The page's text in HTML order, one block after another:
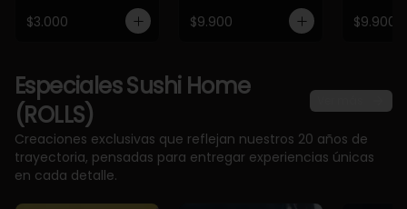
$3.000 $9.900 $9.900
Especiales Sushi Home
(ROLLS)
Creaciones exclusivas que reflejan nuestros 20 años de
trayectoria, pensadas para entregar experiencias únicas
en cada detalle.